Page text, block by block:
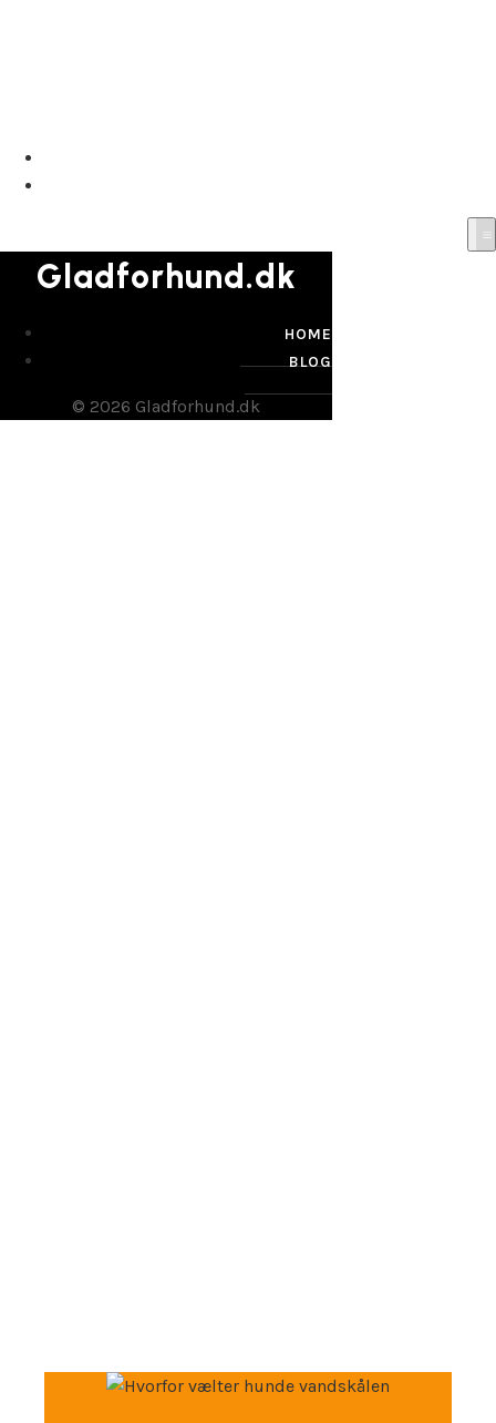
Gladforhund.dk
HOME
BLOG
© 2026 Gladforhund.dk